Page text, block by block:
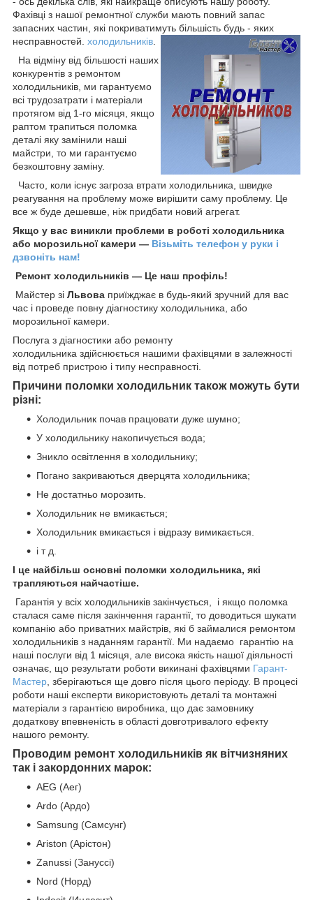
Фахівці з нашої ремонтної служби мають повний запас
запасних частин, які покриватимуть більшість будь - яких
несправностей. холодильників
На відміну від більшості наших
конкурентів з ремонтом
холодильників, ми гарантуємо
всі трудозатрати і матеріали
протягом від 1-го місяця, якщо
раптом трапиться поломка
деталі яку замінили наші
майстри, то ми гарантуємо
безкоштовну заміну.
Часто, коли існує загроза втрати холодильника, швидке
реагування на проблему може вирішити саму проблему. Це
все ж буде дешевше, ніж придбати новий агрегат.
Якщо у вас виникли проблеми в роботі холодильника
або морозильної камери ― Візьміть телефон у руки і
дзвоніть нам!
Ремонт холодильників ― Це наш профіль!
Майстер зі Львова приїжджає в будь-який зручний для вас
час і проведе повну діагностику холодильника, або
морозильної камери.
Послуга з діагностики або ремонту
холодильника здійснюється нашими фахівцями в залежності
від потреб пристрою і типу несправності.
Причини поломки холодильник також можуть бути
різні:
Холодильник почав працювати дуже шумно;
У холодильнику накопичується вода;
Зникло освітлення в холодильнику;
Погано закриваються дверцята холодильника;
Не достатньо морозить.
Холодильник не вмикається;
Холодильник вмикається і відразу вимикається.
і т д.
І це найбільш основні поломки холодильника, які
трапляються найчастіше.
Гарантія у всіх холодильників закінчується, і якщо поломка
сталася саме після закінчення гарантії, то доводиться шукати
компанію або приватних майстрів, які б займалися ремонтом
холодильників з наданням гарантії. Ми надаємо гарантію на
наші послуги від 1 місяця, але висока якість нашої діяльності
означає, що результати роботи викинані фахівцями Гарант-
Мастер , зберігаються ще довго після цього періоду. В процесі
роботи наші експерти використовують деталі та монтажні
матеріали з гарантією виробника, що дає замовнику
додаткову впевненість в області довготривалого ефекту
нашого ремонту.
Проводим ремонт холодильників як вітчизняних
так і закордонних марок:
AEG (Аег)
Ardo (Ардо)
Samsung (Самсунг)
Ariston (Арістон)
Zanussi (Зануссі)
Nord (Норд)